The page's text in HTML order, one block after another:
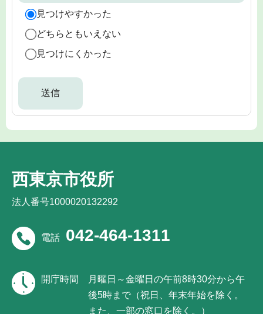
見つけやすかった
どちらともいえない
見つけにくかった
西東京市役所
法人番号1000020132292
電話 042-464-1311
開庁時間
月曜日～金曜日の午前8時30分から午
後5時まで（祝日、年末年始を除く。
また、一部の窓口を除く。）